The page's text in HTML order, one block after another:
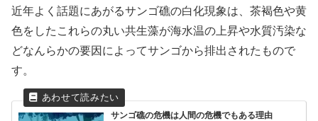
近年よく話題にあがるサンゴ礁の白化現象は、茶褐色や黄
色をしたこれらの丸い共生藻が海水温の上昇や水質汚染な
どなんらかの要因によってサンゴから排出されたもので
す。
サンゴ礁の危機は人間の危機でもある理由